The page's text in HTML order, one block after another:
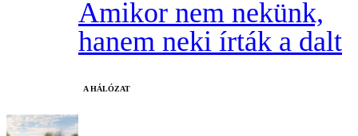
Amikor nem nekünk,
hanem neki írták a dalt
A HÁLÓZAT